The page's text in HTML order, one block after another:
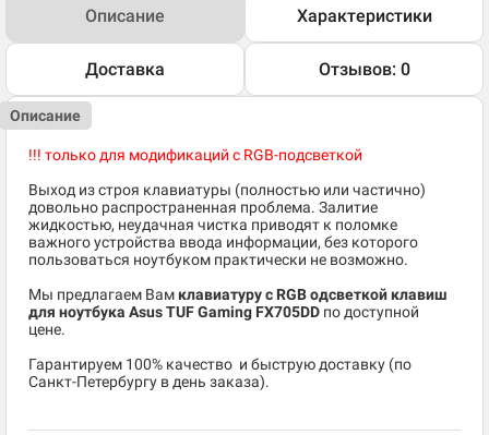
Описание Характеристики
Доставка Отзывов: 0
Описание
!!! только для модификаций с RGB-подсветкой
Выход из строя клавиатуры (полностью или частично)
довольно распространенная проблема. Залитие
жидкостью, неудачная чистка приводят к поломке
важного устройства ввода информации, без которого
пользоваться ноутбуком практически не возможно.
Мы предлагаем Вам клавиатуру с RGB одсветкой клавиш
для ноутбука Asus TUF Gaming FX705DD по доступной
цене.
​Гарантируем 100% качество и быструю доставку (по
Санкт-Петербургу в день заказа).